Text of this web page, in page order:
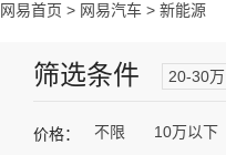
网易首页 > 网易汽车 > 新能源
筛选条件 20-30万
价格： 不限 10万以下